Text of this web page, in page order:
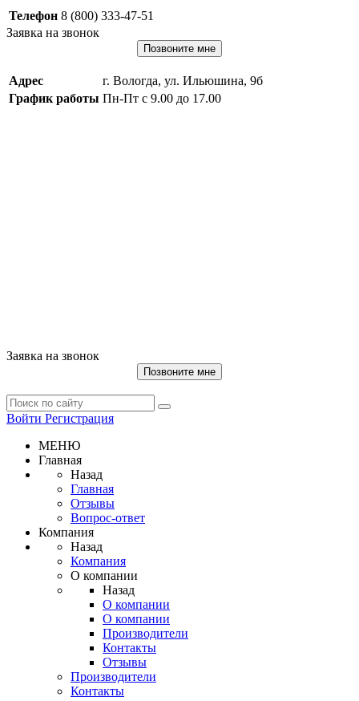
Телефон 8 (800) 333-47-51
Заявка на звонок
Позвоните мне
Адрес
г. Вологда, ул. Ильюшина, 9б
График работы Пн-Пт с 9.00 до 17.00
Заявка на звонок
Позвоните мне
Войти Регистрация
МЕНЮ
Главная
Назад
Главная
Отзывы
Вопрос-ответ
Компания
Назад
Компания
О компании
Назад
О компании
О компании
Производители
Контакты
Отзывы
Производители
Контакты